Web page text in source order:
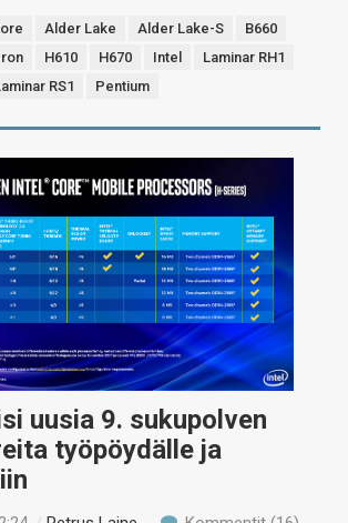
Alder Lake Alder Lake-S
B660
H610 H670 Intel
Laminar RH1
RS1 Pentium
uusia 9. sukupolven
työpöydälle ja